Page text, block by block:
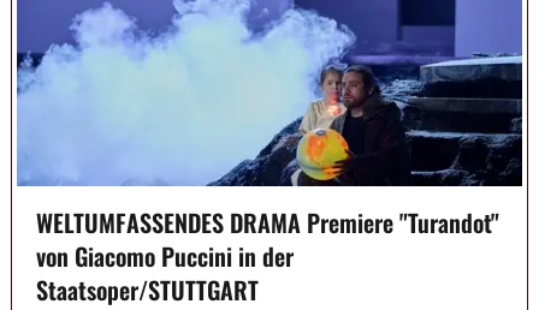
WELTUMFASSENDES DRAMA Premiere "Turandot"
von Giacomo Puccini in der
Staatsoper/STUTTGART